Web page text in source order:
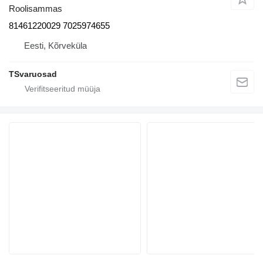
Roolisammas
81461220029 7025974655
Eesti, Kõrveküla
TSvaruosad